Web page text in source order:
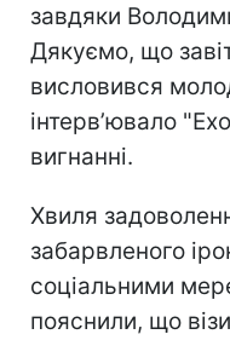
завдяки
Дякуємо, що
висловився
інтерв’ювало
вигнанні.
Хвиля
забарвленого
соціальними
пояснили, що